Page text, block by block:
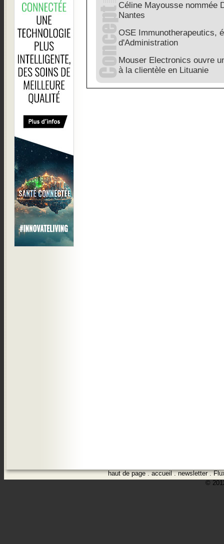
Céline Mayousse nommée
Nantes
OSE Immunotherapeutics,
d'Administration
Mouser Electronics ouvre
à la clientèle en Lituanie
haut de page.accueil.newsletter.
©